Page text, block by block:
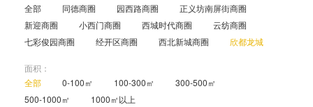
全部
同德商圈 园西路商圈
正义坊南屏街商圈
新迎商圈
小西门商圈 西城时代商圈
云纺商圈
七彩俊园商圈
经开区商圈 西北新城商圈 欣都龙城
面积：
全部
0-100㎡ 100-300㎡
300-500㎡
500-1000㎡
1000㎡以上